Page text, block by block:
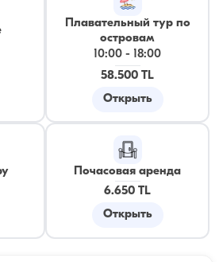
Плавательный тур по
островам
10:00 -
18:00
58.500 TL
Открыть
Почасовая аренда
6.650 TL
Открыть